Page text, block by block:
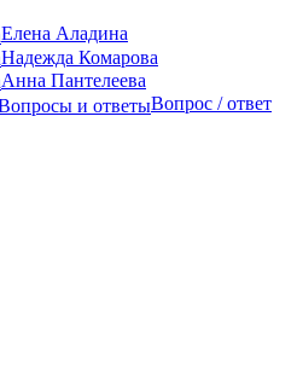
Елена Аладина
Надежда Комарова
Анна Пантелеева
Вопрос / ответ